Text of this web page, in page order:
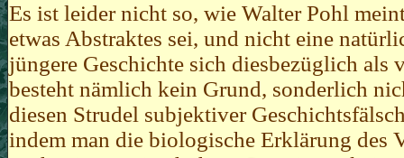
Es ist leider nicht so, wie Walter Pohl
etwas Abstraktes sei, und nicht eine
jüngere Geschichte sich diesbezüglich als
besteht nämlich kein Grund, sonderlich
diesen Strudel subjektiver
indem man die biologische Erklärung des